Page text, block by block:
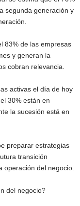
segunda generación y
83% de las empresas
y generan la
cobran relevancia.
activas el día de hoy
30% están en
la sucesión está en
preparar estrategias
transición
operación del negocio.
del negocio?